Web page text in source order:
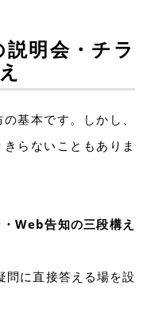
明会・チラ
基本です。しかし、
らないこともありま
Web告知の三段構え
問に直接答える場を設